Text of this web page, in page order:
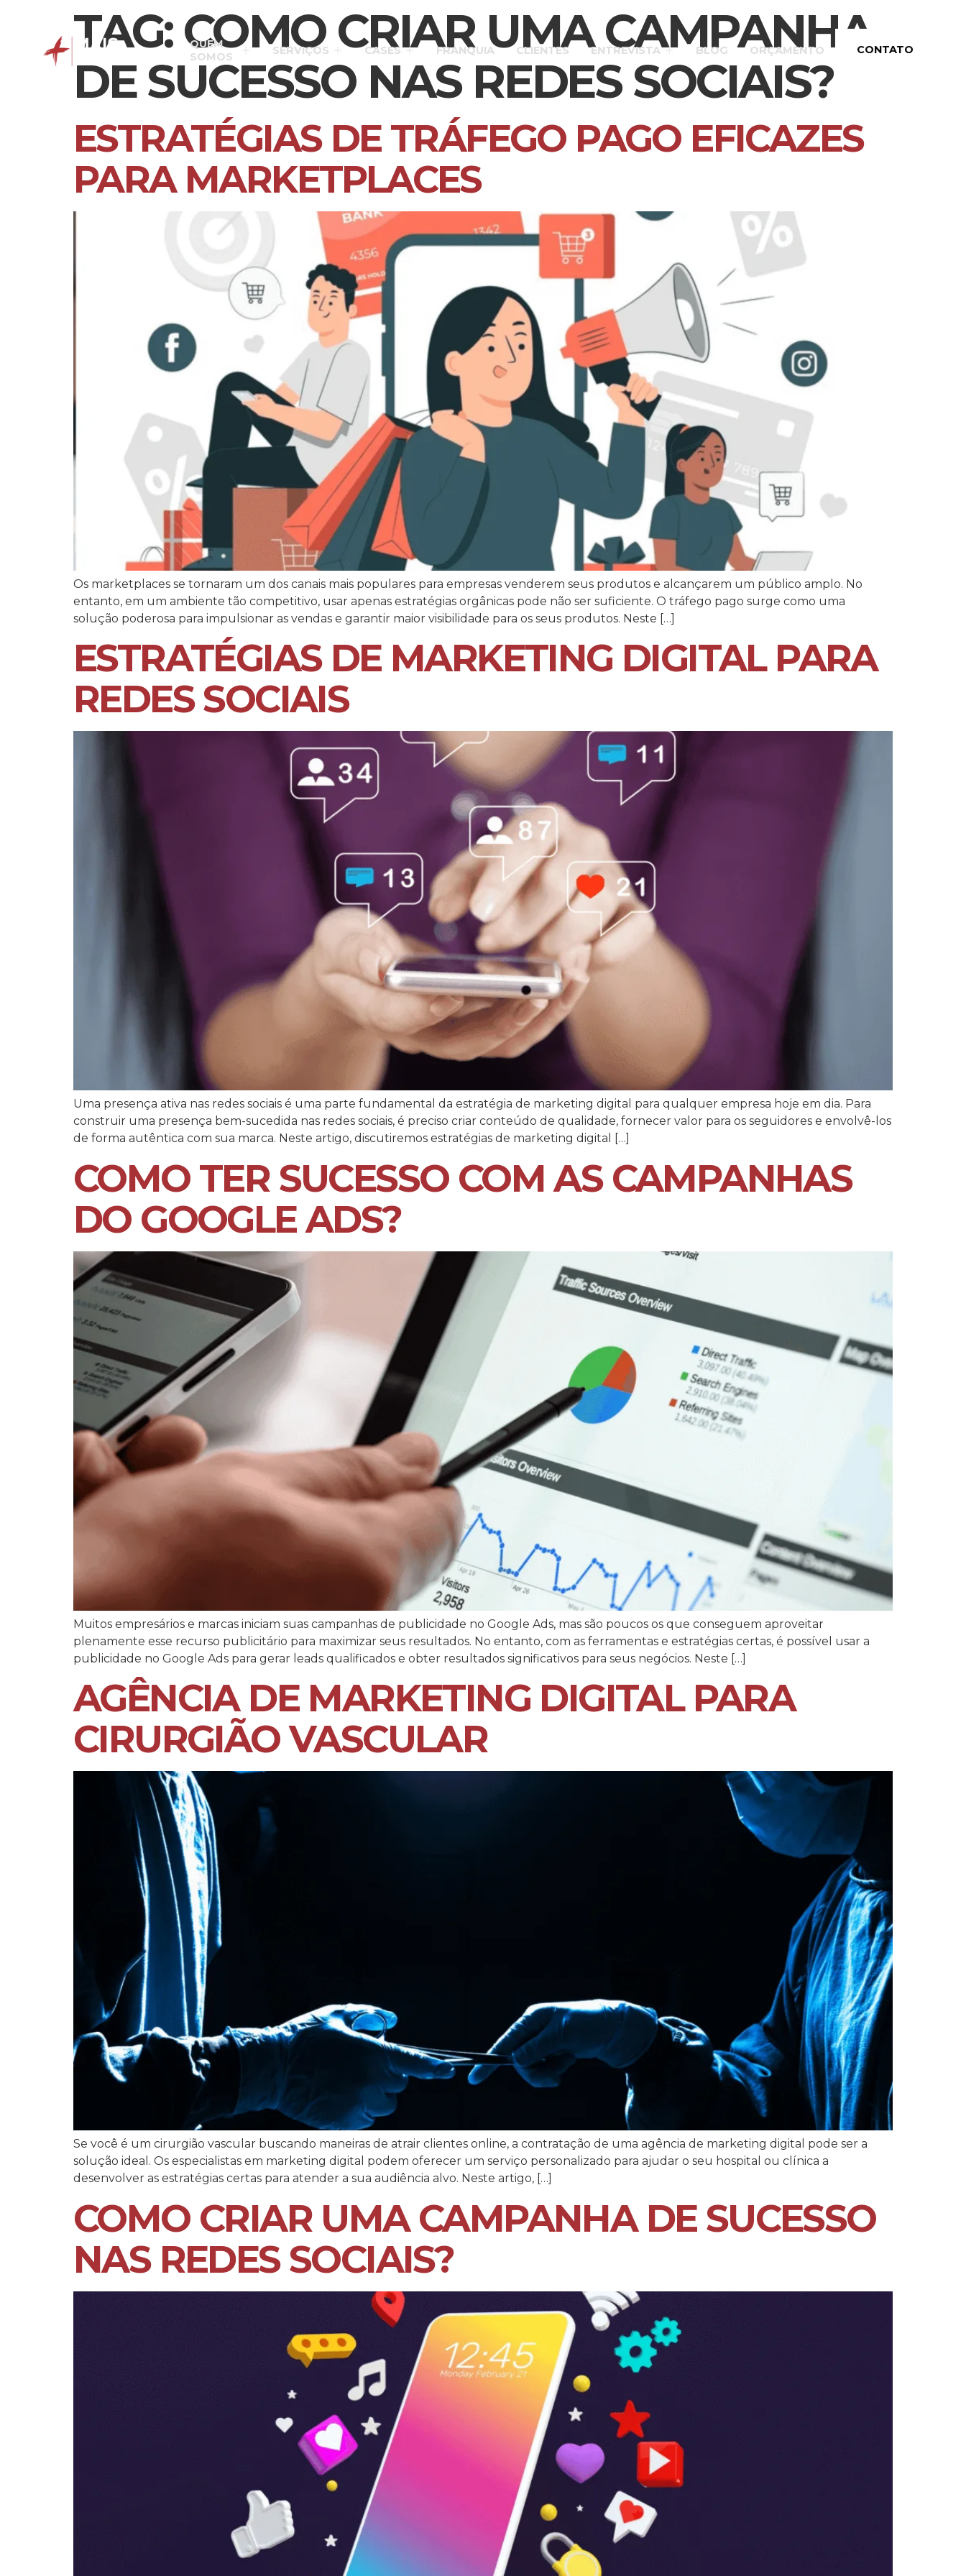
QUEM
SOMOS
SERVIÇOS CASES FRANQUIA CLIENTES ENTREVISTA BLOG ORÇAMENTO CONTATO
TAG: COMO CRIAR UMA CAMPANHA
DE SUCESSO NAS REDES SOCIAIS?
ESTRATÉGIAS DE TRÁFEGO PAGO EFICAZES
PARA MARKETPLACES
Os marketplaces se tornaram um dos canais mais populares para empresas venderem seus produtos e alcançarem um público amplo. No
entanto, em um ambiente tão competitivo, usar apenas estratégias orgânicas pode não ser suficiente. O tráfego pago surge como uma
solução poderosa para impulsionar as vendas e garantir maior visibilidade para os seus produtos. Neste […]
ESTRATÉGIAS DE MARKETING DIGITAL PARA
REDES SOCIAIS
Uma presença ativa nas redes sociais é uma parte fundamental da estratégia de marketing digital para qualquer empresa hoje em dia. Para
construir uma presença bem-sucedida nas redes sociais, é preciso criar conteúdo de qualidade, fornecer valor para os seguidores e envolvê-los
de forma autêntica com sua marca. Neste artigo, discutiremos estratégias de marketing digital […]
COMO TER SUCESSO COM AS CAMPANHAS
DO GOOGLE ADS?
Muitos empresários e marcas iniciam suas campanhas de publicidade no Google Ads, mas são poucos os que conseguem aproveitar
plenamente esse recurso publicitário para maximizar seus resultados. No entanto, com as ferramentas e estratégias certas, é possível usar a
publicidade no Google Ads para gerar leads qualificados e obter resultados significativos para seus negócios. Neste […]
AGÊNCIA DE MARKETING DIGITAL PARA
CIRURGIÃO VASCULAR
Se você é um cirurgião vascular buscando maneiras de atrair clientes online, a contratação de uma agência de marketing digital pode ser a
solução ideal. Os especialistas em marketing digital podem oferecer um serviço personalizado para ajudar o seu hospital ou clínica a
desenvolver as estratégias certas para atender a sua audiência alvo. Neste artigo, […]
COMO CRIAR UMA CAMPANHA DE SUCESSO
NAS REDES SOCIAIS?